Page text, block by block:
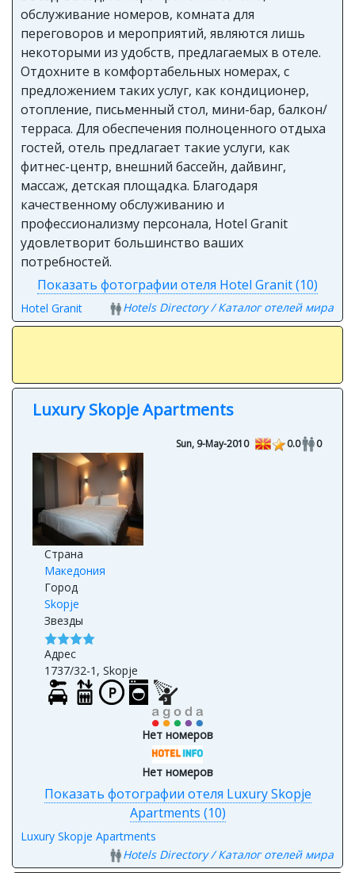
обслуживание номеров, комната для
переговоров и мероприятий, являются лишь
некоторыми из удобств, предлагаемых в отеле.
Отдохните в комфортабельных номерах, с
предложением таких услуг, как кондиционер,
отопление, письменный стол, мини-бар, балкон/
терраса. Для обеспечения полноценного отдыха
гостей, отель предлагает такие услуги, как
фитнес-центр, внешний бассейн, дайвинг,
массаж, детская площадка. Благодаря
качественному обслуживанию и
профессионализму персонала, Hotel Granit
удовлетворит большинство ваших
потребностей.
Показать фотографии отеля Hotel Granit (10)
Hotel Granit Hotels Directory / Каталог отелей мира
Luxury Skopje Apartments
Sun, 9-May-2010 0.0 0
Страна
Македония
Город
Skopje
Звезды
Адрес
1737/32-1, Skopje
Нет номеров
Нет номеров
Показать фотографии отеля Luxury Skopje
Apartments (10)
Luxury Skopje Apartments
Hotels Directory / Каталог отелей мира